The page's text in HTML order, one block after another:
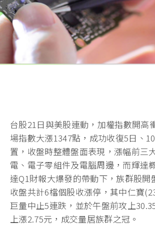
台股21日與美股連動，加權指數開高
場指數大漲1347點，成功收復5日、
置，收盤時整體盤面表現，漲幅前三
電、電子零組件及電腦周邊，而輝達
達Q1財報大爆發的帶動下，族群股開
收盤共計6檔個股收漲停，其中仁寶
巨量中止5連跌，並於午盤前攻上
上漲2.75元，成交量居族群之冠。